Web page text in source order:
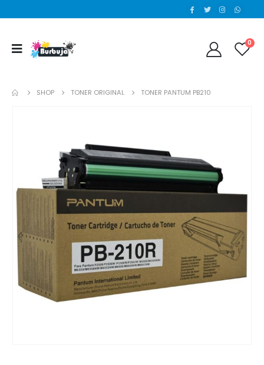
0
SHOP TONER ORIGINAL TONER PANTUM PB210